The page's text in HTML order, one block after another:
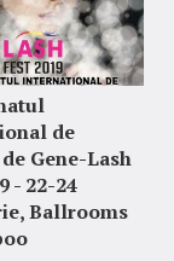
de
Gene-Lash
- 22-24
Ballrooms